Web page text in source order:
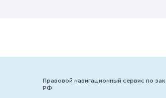
Правовой навигационный сервис по
РФ